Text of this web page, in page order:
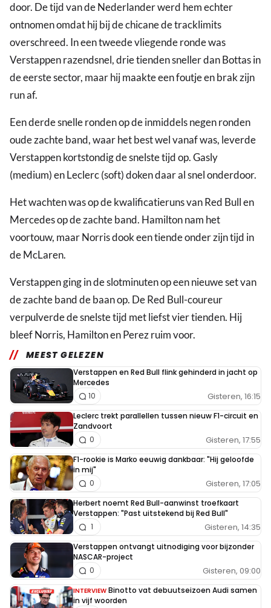
door. De tijd van de Nederlander werd hem echter
ontnomen omdat hij bij de chicane de tracklimits
overschreed. In een tweede vliegende ronde was
Verstappen razendsnel, drie tienden sneller dan Bottas in
de eerste sector, maar hij maakte een foutje en brak zijn
run af.
Een derde snelle ronden op de inmiddels negen ronden
oude zachte band, waar het best wel vanaf was, leverde
Verstappen kortstondig de snelste tijd op. Gasly
(medium) en Leclerc (soft) doken daar al snel onderdoor.
Het wachten was op de kwalificatieruns van Red Bull en
Mercedes op de zachte band. Hamilton nam het
voortouw, maar Norris dook een tiende onder zijn tijd in
de McLaren.
Verstappen ging in de slotminuten op een nieuwe set van
de zachte band de baan op. De Red Bull-coureur
verpulverde de snelste tijd met liefst vier tienden. Hij
bleef Norris, Hamilton en Perez ruim voor.
MEEST GELEZEN
Verstappen en Red Bull flink gehinderd in jacht op
Mercedes
Gisteren, 16:15
10
Leclerc trekt parallellen tussen nieuw F1-circuit en
Zandvoort
Gisteren, 17:55
0
F1-rookie is Marko eeuwig dankbaar: "Hij geloofde
in mij"
Gisteren, 17:05
0
Herbert noemt Red Bull-aanwinst troefkaart
Verstappen: "Past uitstekend bij Red Bull"
Gisteren, 14:35
1
Verstappen ontvangt uitnodiging voor bijzonder
NASCAR-project
Gisteren, 09:00
0
INTERVIEW Binotto vat debuutseizoen Audi samen
in vijf woorden